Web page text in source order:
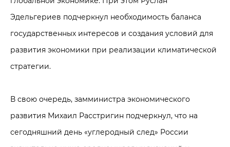
Эдельгериев подчеркнул необходимость баланса
государственных интересов и создания условий для
развития экономики при реализации климатической
стратегии.
В свою очередь, замминистра экономического
развития Михаил Расстригин подчеркнул, что на
сегодняшний день «углеродный след» России